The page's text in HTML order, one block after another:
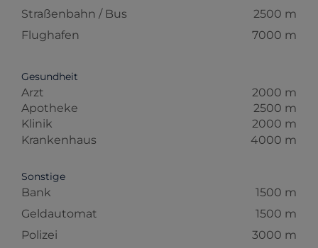
Straßenbahn / Bus
2500 m
Flughafen
7000 m
Gesundheit
Arzt
2000 m
Apotheke
2500 m
Klinik
2000 m
Krankenhaus
4000 m
Sonstige
Bank
1500 m
Geldautomat
1500 m
Polizei
3000 m